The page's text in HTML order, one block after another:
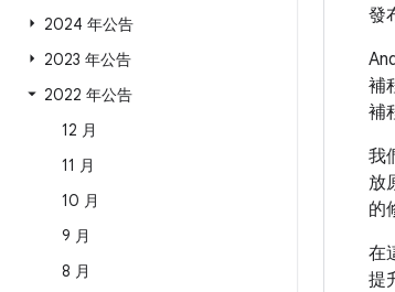
2024 年公告
2023 年公告
2022 年公告
12 月
11 月
10 月
9 月
8 月
發
補
補
我
放
的
在
提